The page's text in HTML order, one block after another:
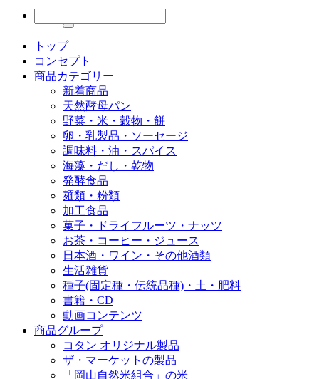
トップ
コンセプト
商品カテゴリー
新着商品
天然酵母パン
野菜・米・穀物・餅
卵・乳製品・ソーセージ
調味料・油・スパイス
海藻・だし・乾物
発酵食品
麺類・粉類
加工食品
菓子・ドライフルーツ・ナッツ
お茶・コーヒー・ジュース
日本酒・ワイン・その他酒類
生活雑貨
種子(固定種・伝統品種)・土・肥料
書籍・CD
動画コンテンツ
商品グループ
コタン オリジナル製品
ザ・マーケットの製品
「岡山自然米組合」の米